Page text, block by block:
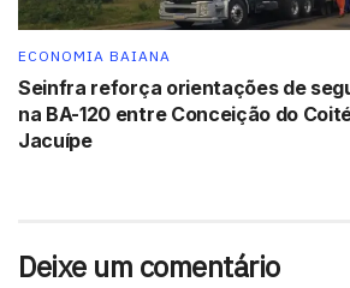
ECONOMIA BAIANA
Seinfra reforça orientações de
na BA-120 entre Conceição do
Jacuípe
Deixe um comentário